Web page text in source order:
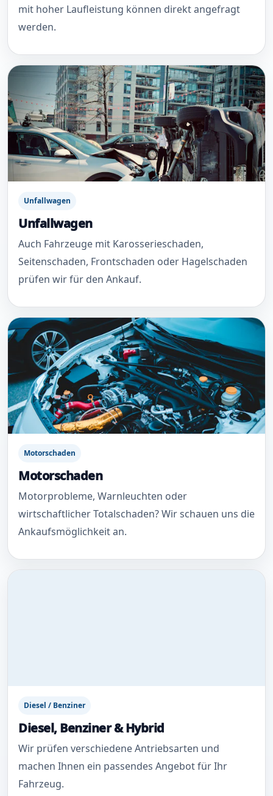
mit hoher Laufleistung können direkt angefragt
werden.
Unfallwagen
Unfallwagen
Auch Fahrzeuge mit Karosserieschaden,
Seitenschaden, Frontschaden oder Hagelschaden
prüfen wir für den Ankauf.
Motorschaden
Motorschaden
Motorprobleme, Warnleuchten oder
wirtschaftlicher Totalschaden? Wir schauen uns die
Ankaufsmöglichkeit an.
Diesel / Benziner
Diesel, Benziner & Hybrid
Wir prüfen verschiedene Antriebsarten und
machen Ihnen ein passendes Angebot für Ihr
Fahrzeug.